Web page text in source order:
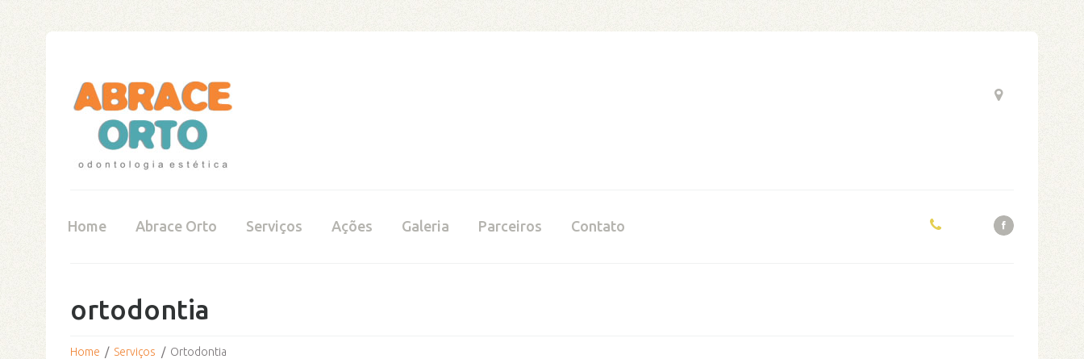
Mike Trout Jersey
Home Abrace Orto Serviços Ações Galeria Parceiros Contato
ortodontia
Home Serviços Ortodontia